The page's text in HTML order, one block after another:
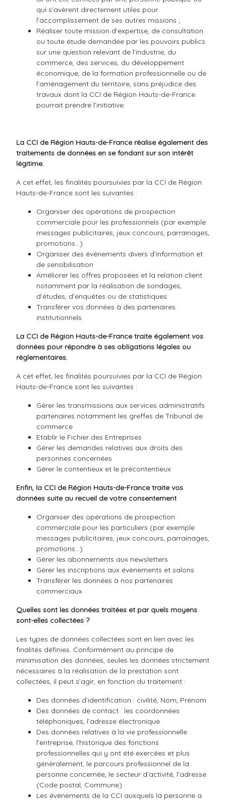
qui s’avèrent directement utiles pour
l’accomplissement de ses autres missions ;
Réaliser toute mission d’expertise, de consultation
ou toute étude demandée par les pouvoirs publics
sur une question relevant de l’industrie, du
commerce, des services, du développement
économique, de la formation professionnelle ou de
l’aménagement du territoire, sans préjudice des
travaux dont la CCI de Région Hauts-de-France
pourrait prendre l’initiative.
La CCI de Région Hauts-de-France réalise également des
traitements de données en se fondant sur son intérêt
légitime.
A cet effet, les finalités poursuivies par la CCI de Région
Hauts-de-France sont les suivantes :
Organiser des opérations de prospection
commerciale pour les professionnels (par exemple
messages publicitaires, jeux concours, parrainages,
promotions…)
Organiser des événements divers d’information et
de sensibilisation
Améliorer les offres proposées et la relation client
notamment par la réalisation de sondages,
d’études, d’enquêtes ou de statistiques
Transférer vos données à des partenaires
institutionnels
La CCI de Région Hauts-de-France traite également vos
données pour répondre à ses obligations légales ou
réglementaires.
A cet effet, les finalités poursuivies par la CCI de Région
Hauts-de-France sont les suivantes :
Gérer les transmissions aux services administratifs
partenaires notamment les greffes de Tribunal de
commerce
Etablir le Fichier des Entreprises
Gérer les demandes relatives aux droits des
personnes concernées
Gérer le contentieux et le précontentieux
Enfin, la CCI de Région Hauts-de-France traite vos
données suite au recueil de votre consentement
Organiser des opérations de prospection
commerciale pour les particuliers (par exemple
messages publicitaires, jeux concours, parrainages,
promotions…)
Gérer les abonnements aux newsletters
Gérer les inscriptions aux évènements et salons
Transférer les données à nos partenaires
commerciaux
Quelles sont les données traitées et par quels moyens
sont-elles collectées ?
Les types de données collectées sont en lien avec les
finalités définies. Conformément au principe de
minimisation des données, seules les données strictement
nécessaires à la réalisation de la prestation sont
collectées, il peut s’agir, en fonction du traitement :
Des données d’identification : civilité, Nom, Prénom
Des données de contact : les coordonnées
téléphoniques, l’adresse électronique
Des données relatives à la vie professionnelle :
l’entreprise, l’historique des fonctions
professionnelles qui y ont été exercées et plus
généralement, le parcours professionnel de la
personne concernée, le secteur d’activité, l’adresse
(Code postal, Commune).
Les événements de la CCI auxquels la personne a